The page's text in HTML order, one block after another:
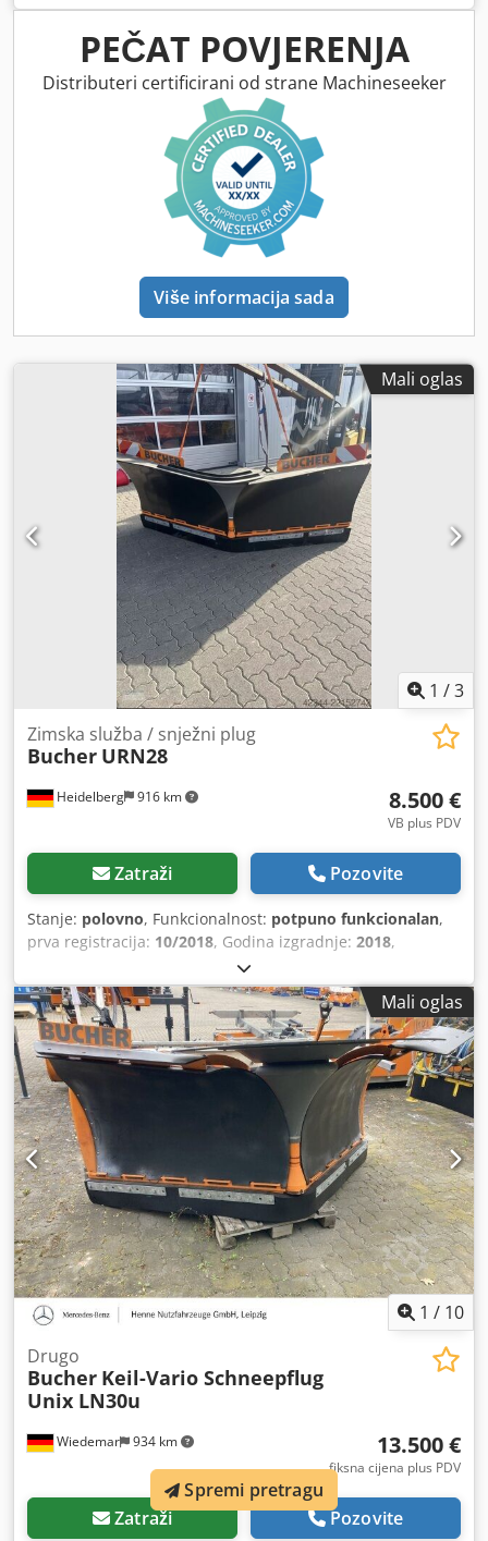
PEČAT POVJERENJA
Distributeri certificirani od strane Machineseeker
Više informacija sada
Mali oglas
1 /3
Heidelberg 916 km
Zimska služba / snježni plug
Bucher URN28
8.500 €
VB plus PDV
Zatraži Pozovite
Stanje: polovno, Funkcionalnost: potpuno funkcionalan,
prva registracija: 10/2018, Godina izgradnje: 2018,
Mali oglas
1 / 10
Wiedemar 934 km
Drugo
Bucher Keil-Vario Schneepflug
Unix LN30u
13.500 €
fiksna cijena plus PDV
Zatraži Pozovite
Spremi pretragu